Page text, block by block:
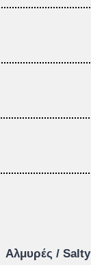
Αλμυρές / Salty